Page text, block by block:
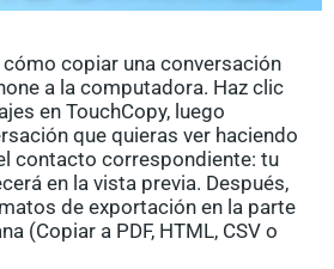
copiar una conversación
a la computadora. Haz clic
en TouchCopy, luego
que quieras ver haciendo
contacto correspondiente: tu
en la vista previa. Después,
de exportación en la parte
(Copiar a PDF, HTML, CSV o